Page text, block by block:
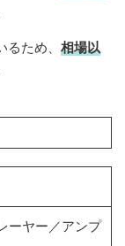
ため、 相場以
ーヤー／アンプ